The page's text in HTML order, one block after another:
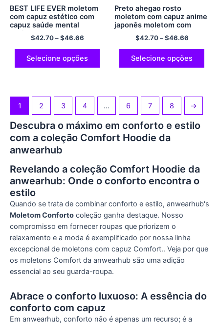
BEST LIFE EVER moletom
com capuz estético com
capuz saúde mental
pulôver formal
$42.70–$46.66
Selecione opções
Preto ahegao rosto
moletom com capuz anime
japonês moletom com
capuz poliéster conforto
para amantes de anime
pulôver com capuz
$42.70–$46.66
Selecione opções
1 2 3 4 … 6 7 8 →
Descubra o máximo em conforto e estilo
com a coleção Comfort Hoodie da
anwearhub
Revelando a coleção Comfort Hoodie da
anwearhub: Onde o conforto encontra o
estilo
Quando se trata de combinar conforto e estilo, anwearhub's
Moletom Conforto coleção ganha destaque. Nosso
compromisso em fornecer roupas que priorizem o
relaxamento e a moda é exemplificado por nossa linha
excepcional de moletons com capuz Comfort.. Veja por que
os moletons Comfort da anwearhub são uma adição
essencial ao seu guarda-roupa.
Abrace o conforto luxuoso: A essência do
conforto com capuz
Em anwearhub, conforto não é apenas um recurso; é a